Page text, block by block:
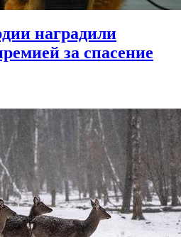
наградили
за спасение